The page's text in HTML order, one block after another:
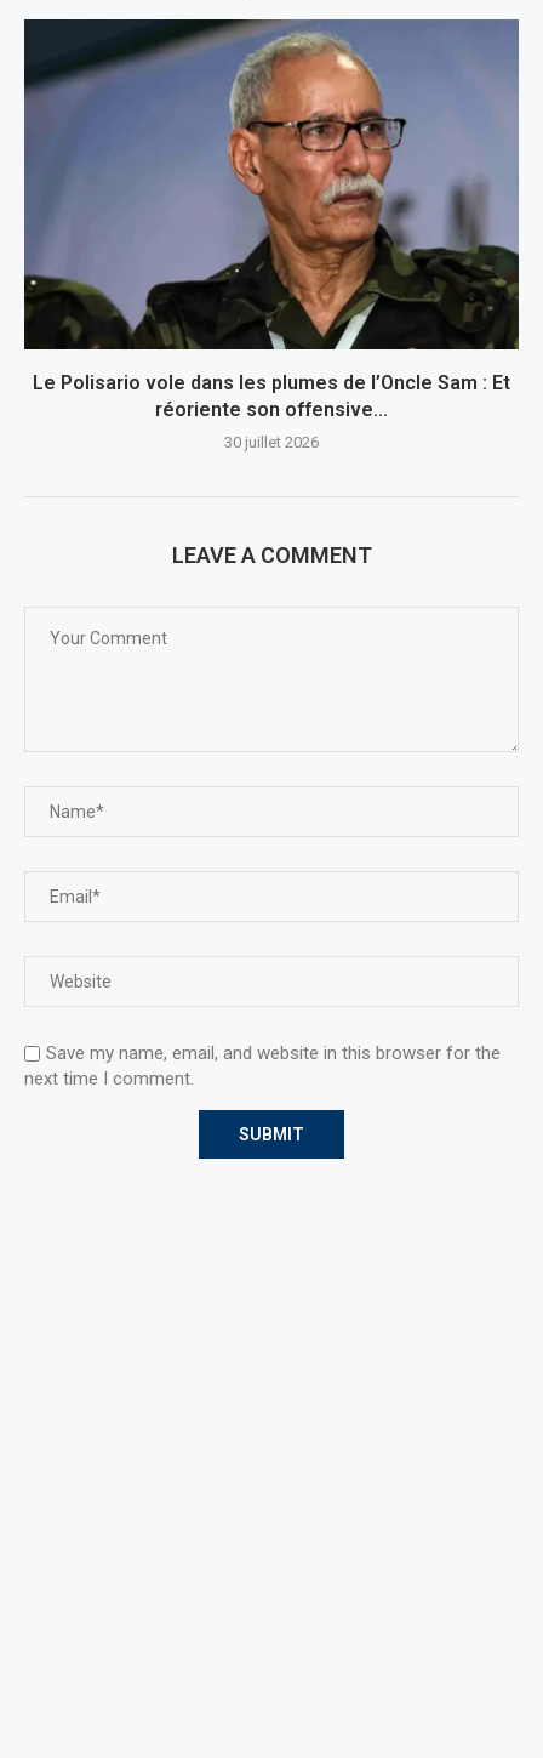
Le Polisario vole dans les plumes de l’Oncle Sam : Et
réoriente son offensive...
30 juillet 2026
LEAVE A COMMENT
Save my name, email, and website in this browser for the
next time I comment.